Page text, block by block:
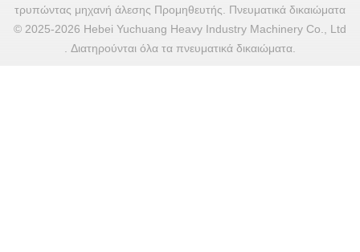
τρυπώντας μηχανή άλεσης Προμηθευτής. Πνευματικά δικαιώματα
© 2025-2026 Hebei Yuchuang Heavy Industry Machinery Co., Ltd
. Διατηρούνται όλα τα πνευματικά δικαιώματα.